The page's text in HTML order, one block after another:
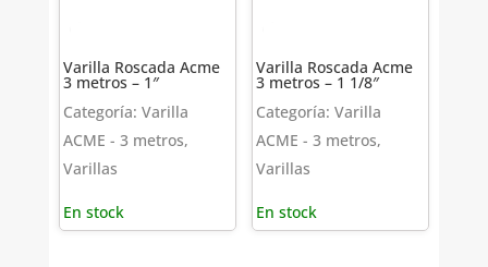
Varilla Roscada Acme
3 metros – 1″
Categoría: Varilla
ACME - 3 metros,
Varillas
En stock
Varilla Roscada Acme
3 metros – 1 1/8″
Categoría: Varilla
ACME - 3 metros,
Varillas
En stock